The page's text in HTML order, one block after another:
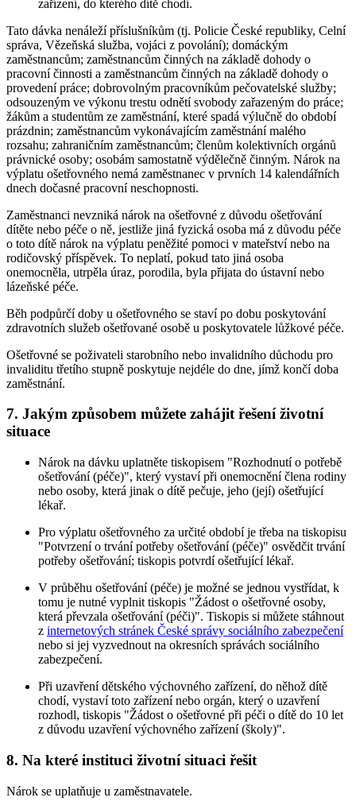
zařízení, do kterého dítě chodí.
Tato dávka nenáleží příslušníkům (tj. Policie České republiky, Celní
správa, Vězeňská služba, vojáci z povolání); domáckým
zaměstnancům; zaměstnancům činných na základě dohody o
pracovní činnosti a zaměstnancům činných na základě dohody o
provedení práce; dobrovolným pracovníkům pečovatelské služby;
odsouzeným ve výkonu trestu odnětí svobody zařazeným do práce;
žákům a studentům ze zaměstnání, které spadá výlučně do období
prázdnin; zaměstnancům vykonávajícím zaměstnání malého
rozsahu; zahraničním zaměstnancům; členům kolektivních orgánů
právnické osoby; osobám samostatně výdělečně činným. Nárok na
výplatu ošetřovného nemá zaměstnanec v prvních 14 kalendářních
dnech dočasné pracovní neschopnosti.
Zaměstnanci nevzniká nárok na ošetřovné z důvodu ošetřování
dítěte nebo péče o ně, jestliže jiná fyzická osoba má z důvodu péče
o toto dítě nárok na výplatu peněžité pomoci v mateřství nebo na
rodičovský příspěvek. To neplatí, pokud tato jiná osoba
onemocněla, utrpěla úraz, porodila, byla přijata do ústavní nebo
lázeňské péče.
Běh podpůrčí doby u ošetřovného se staví po dobu poskytování
zdravotních služeb ošetřované osobě u poskytovatele lůžkové péče.
Ošetřovné se poživateli starobního nebo invalidního důchodu pro
invaliditu třetího stupně poskytuje nejdéle do dne, jímž končí doba
zaměstnání.
7. Jakým způsobem můžete zahájit řešení životní
situace
Nárok na dávku uplatněte tiskopisem "Rozhodnutí o potřebě
ošetřování (péče)", který vystaví při onemocnění člena rodiny
nebo osoby, která jinak o dítě pečuje, jeho (její) ošetřující
lékař.
Pro výplatu ošetřovného za určité období je třeba na tiskopisu
"Potvrzení o trvání potřeby ošetřování (péče)" osvědčit trvání
potřeby ošetřování; tiskopis potvrdí ošetřující lékař.
V průběhu ošetřování (péče) je možné se jednou vystřídat, k
tomu je nutné vyplnit tiskopis "Žádost o ošetřovné osoby,
která převzala ošetřování (péči)". Tiskopis si můžete stáhnout
z internetových stránek České správy sociálního zabezpečení
nebo si jej vyzvednout na okresních správách sociálního
zabezpečení.
Při uzavření dětského výchovného zařízení, do něhož dítě
chodí, vystaví toto zařízení nebo orgán, který o uzavření
rozhodl, tiskopis "Žádost o ošetřovné při péči o dítě do 10 let
z důvodu uzavření výchovného zařízení (školy)".
8. Na které instituci životní situaci řešit
Nárok se uplatňuje u zaměstnavatele.